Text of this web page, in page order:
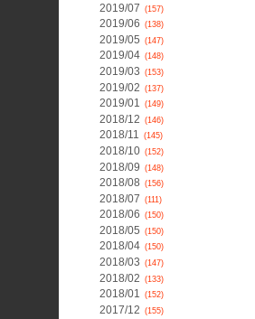
2019/07 (157)
2019/06 (138)
2019/05 (147)
2019/04 (148)
2019/03 (153)
2019/02 (137)
2019/01 (149)
2018/12 (146)
2018/11 (145)
2018/10 (152)
2018/09 (148)
2018/08 (156)
2018/07 (111)
2018/06 (150)
2018/05 (150)
2018/04 (150)
2018/03 (147)
2018/02 (133)
2018/01 (152)
2017/12 (155)